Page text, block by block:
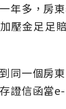
年多，房
壓金足足
同一個房
證信函當